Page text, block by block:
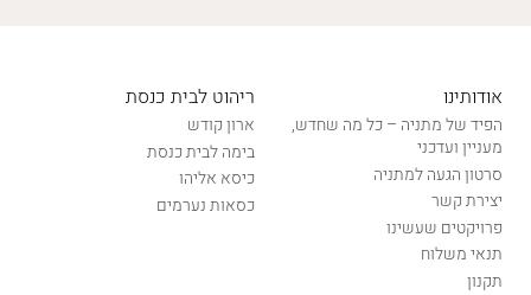
אודותינו
הפיד של מתניה – כל מה שחדש,
מעניין ועדכני
סרטון הגעה למתניה
יצירת קשר
פרויקטים שעשינו
תנאי משלוח
תקנון
ריהוט לבית כנסת
ארון קודש
בימה לבית כנסת
כיסא אליהו
כסאות נערמים